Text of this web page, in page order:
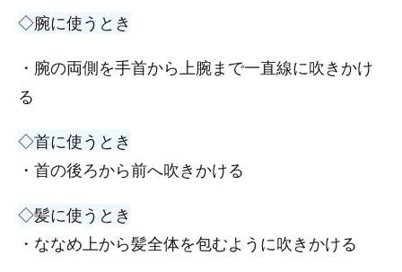
◇腕に使うとき
・腕の両側を手首から上腕まで一直線に吹きかけ
る
◇首に使うとき
・首の後ろから前へ吹きかける
◇髪に使うとき
・ななめ上から髪全体を包むように吹きかける